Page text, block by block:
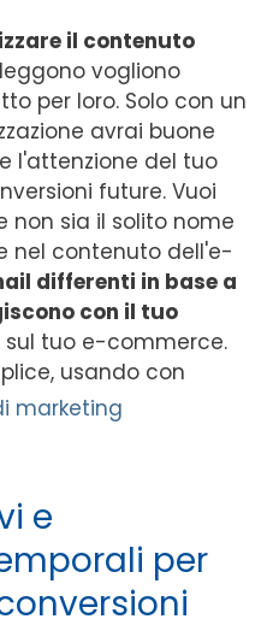
il contenuto
vogliono
per loro. Solo con un
avrai buone
l'attenzione del tuo
future. Vuoi
non sia il solito nome
nel contenuto dell'e-
differenti in base a
con il tuo
sul tuo e-commerce.
usando con
marketing
e
per